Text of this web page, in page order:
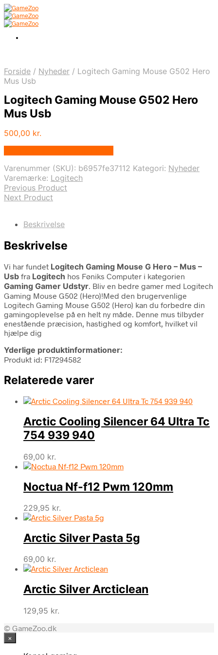
Forside / Nyheder / Logitech Gaming Mouse G502 Hero
Mus Usb
Logitech Gaming Mouse G502 Hero
Mus Usb
500,00 kr.
Varenummer (SKU): b6957fe37112 Kategori: Nyheder
Varemærke: Logitech
Previous Product
Next Product
Beskrivelse
Beskrivelse
Vi har fundet Logitech Gaming Mouse G Hero – Mus –
Usb fra Logitech hos Føniks Computer i kategorien
Gaming Gamer Udstyr. Bliv en bedre gamer med Logitech
Gaming Mouse G502 (Hero)!Med den brugervenlige
Logitech Gaming Mouse G502 (Hero) kan du forbedre din
gamingoplevelse på en helt ny måde. Denne mus tilbyder
enestående præcision, hastighed og komfort, hvilket vil
hjælpe dig
Yderlige produktinformationer:
Produkt id: F17294582
Relaterede varer
Arctic Cooling Silencer 64 Ultra Tc
754 939 940
69,00 kr.
Noctua Nf-f12 Pwm 120mm
229,95 kr.
Arctic Silver Pasta 5g
69,00 kr.
Arctic Silver Arcticlean
129,95 kr.
© GameZoo.dk
×